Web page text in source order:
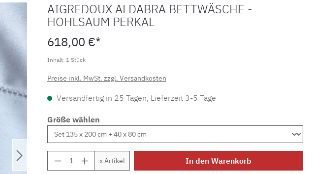
AIGREDOUX ALDABRA BETTWÄSCHE -
HOHLSAUM PERKAL
618,00 €*
Inhalt: 1 Stück
Preise inkl. MwSt. zzgl. Versandkosten
Versandfertig in 25 Tagen, Lieferzeit 3-5 Tage
Größe wählen
Produkt Anzahl: Gib den gewünschten Wert ein
x Artikel In den Warenkorb